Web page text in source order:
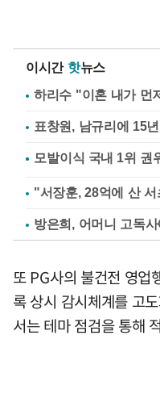
이시간 핫뉴스
하리수 "이혼 내가 먼
표창원, 남규리에 15
"서장훈, 28억에 산
방은희, 어머니 고독
또 PG사의 불건전 영업
록 상시 감시체계를 고
서는 테마 점검을 통해